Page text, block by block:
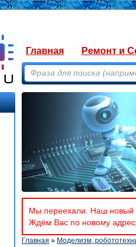
Главная Ремонт и
Мы переехали. Наш новый
Ждём Вас по новому
Главная » Моделизм,